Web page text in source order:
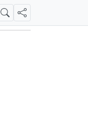
SucheTeilen